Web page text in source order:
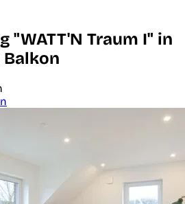
"WATT'N Traum I" in